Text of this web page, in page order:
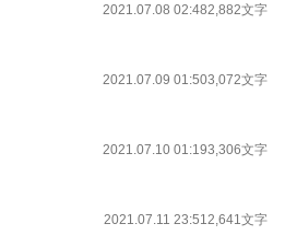
2021.07.08 02:482,882文字
2021.07.09 01:503,072文字
2021.07.10 01:193,306文字
2021.07.11 23:512,641文字